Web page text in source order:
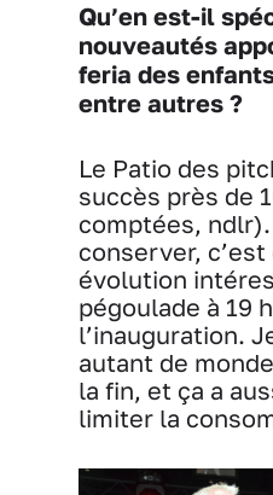
Qu’en est-il
nouveautés
feria des
entre autres ?
Le Patio des
succès près de
comptées,
conserver,
évolution
pégoulade à 19
l’inauguration.
autant de
la fin, et ça a
limiter la